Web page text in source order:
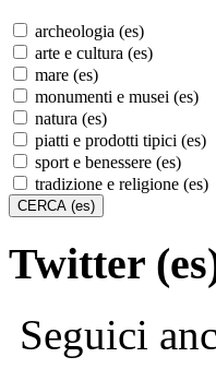
archeologia (es)
arte e cultura (es)
mare (es)
monumenti e musei (es)
natura (es)
piatti e prodotti tipici (es)
sport e benessere (es)
tradizione e religione (es)
Twitter
Seguici